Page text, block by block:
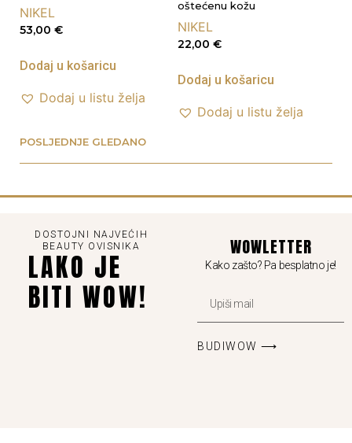
NIKEL
53,00 €
Dodaj u košaricu
Dodaj u listu želja
oštećenu kožu
NIKEL
22,00 €
Dodaj u košaricu
Dodaj u listu želja
POSLJEDNJE GLEDANO
DOSTOJNI NAJVEĆIH
BEAUTY OVISNIKA
LAKO JE
BITI WOW!
WOWLETTER
Kako zašto? Pa besplatno je!
BUDIWOW ⟶